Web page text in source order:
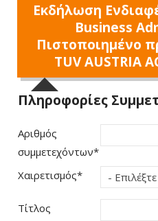
Εκδήλωση
Business
Πιστοποιημένο
TUV AUSTRIA
Πληροφορίες
Αριθμός
συμμετεχόντων*
Χαιρετισμός*
Τίτλος